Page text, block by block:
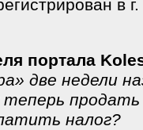
в
портала
две недели
теперь
налог?